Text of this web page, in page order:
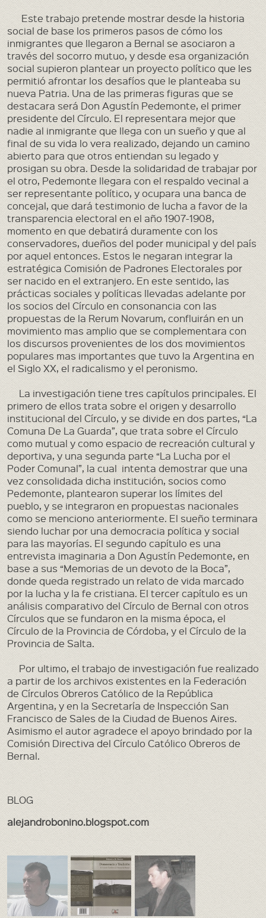
Este trabajo pretende mostrar desde la historia
social de base los primeros pasos de cómo los
inmigrantes que llegaron a Bernal se asociaron a
través del socorro mutuo, y desde esa organización
social supieron plantear un proyecto político que les
permitió afrontar los desafíos que le planteaba su
nueva Patria. Una de las primeras figuras que se
destacara será Don Agustín Pedemonte, el primer
presidente del Círculo. El representara mejor que
nadie al inmigrante que llega con un sueño y que al
final de su vida lo vera realizado, dejando un camino
abierto para que otros entiendan su legado y
prosigan su obra. Desde la solidaridad de trabajar por
el otro, Pedemonte llegara con el respaldo vecinal a
ser representante político, y ocupara una banca de
concejal, que dará testimonio de lucha a favor de la
transparencia electoral en el año 1907-1908,
momento en que debatirá duramente con los
conservadores, dueños del poder municipal y del país
por aquel entonces. Estos le negaran integrar la
estratégica Comisión de Padrones Electorales por
ser nacido en el extranjero. En este sentido, las
prácticas sociales y políticas llevadas adelante por
los socios del Círculo en consonancia con las
propuestas de la Rerum Novarum, confluirán en un
movimiento mas amplio que se complementara con
los discursos provenientes de los dos movimientos
populares mas importantes que tuvo la Argentina en
el Siglo XX, el radicalismo y el peronismo.
La investigación tiene tres capítulos principales. El
primero de ellos trata sobre el origen y desarrollo
institucional del Círculo, y se divide en dos partes, “La
Comuna De La Guarda”, que trata sobre el Círculo
como mutual y como espacio de recreación cultural y
deportiva, y una segunda parte “La Lucha por el
Poder Comunal”, la cual intenta demostrar que una
vez consolidada dicha institución, socios como
Pedemonte, plantearon superar los límites del
pueblo, y se integraron en propuestas nacionales
como se menciono anteriormente. El sueño terminara
siendo luchar por una democracia política y social
para las mayorías. El segundo capítulo es una
entrevista imaginaria a Don Agustín Pedemonte, en
base a sus “Memorias de un devoto de la Boca”,
donde queda registrado un relato de vida marcado
por la lucha y la fe cristiana. El tercer capítulo es un
análisis comparativo del Círculo de Bernal con otros
Círculos que se fundaron en la misma época, el
Círculo de la Provincia de Córdoba, y el Círculo de la
Provincia de Salta.
Por ultimo, el trabajo de investigación fue realizado
a partir de los archivos existentes en la Federación
de Círculos Obreros Católico de la República
Argentina, y en la Secretaría de Inspección San
Francisco de Sales de la Ciudad de Buenos Aires.
Asimismo el autor agradece el apoyo brindado por la
Comisión Directiva del Círculo Católico Obreros de
Bernal.
BLOG
alejandrobonino.blogspot.com